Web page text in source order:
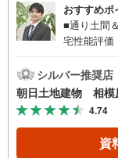
おすすめポ
■通り土間
宅性能評価
【営業時間
くなってお
るため、お
る」ボタン
【創業38
京・神奈
シルバー推奨店
朝日土地建物 相
4.74
資